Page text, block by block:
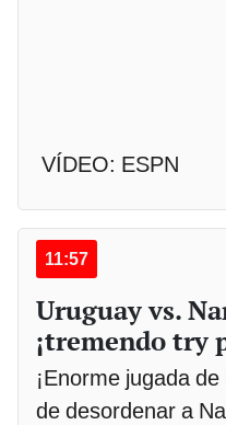
VÍDEO: ESPN
11:57
Uruguay vs.
¡tremendo try
¡Enorme jugada
de desordenar a